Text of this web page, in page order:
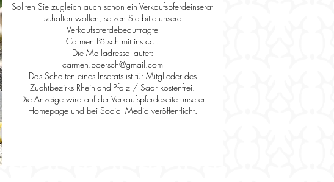
Sollten Sie zugleich auch schon ein Verkaufspferdeinserat
schalten wollen, setzen Sie bitte unsere
Verkaufspferdebeauftragte
Carmen Pörsch mit ins cc .
Die Mailadresse lautet:
carmen.poersch@gmail.com
Das Schalten eines Inserats ist für Mitglieder des
Zuchtbezirks Rheinland-Pfalz / Saar kostenfrei.
Die Anzeige wird auf der Verkaufspferdeseite unserer
Homepage und bei Social Media veröffentlicht.